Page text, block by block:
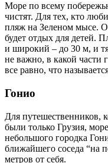
Море по всему
чистят. Для тех, кто
пляж на Зеленом мысе.
будет отдых для детей.
и широкий – до 30 м, и
не важно, в какой части
все равно, что
Гонио
Для путешественников,
были только Грузия,
небольшого городка
ближайшего соседа “на
метров от себя.